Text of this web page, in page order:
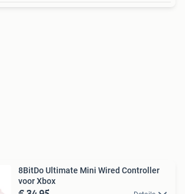
8BitDo Ultimate Mini Wired Controller
voor Xbox